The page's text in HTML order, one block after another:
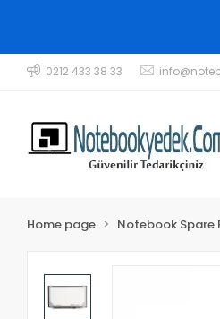
0212 433 38 33
Home page Notebook Spare